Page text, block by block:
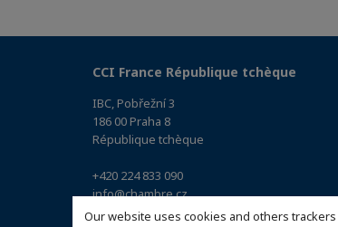
Our website uses cookies and others
CCI France République tchèque
IBC, Pobřežní 3
186 00 Praha 8
République tchèque
+420 224 833 090
info@chambre.cz
(Accéder au plan)